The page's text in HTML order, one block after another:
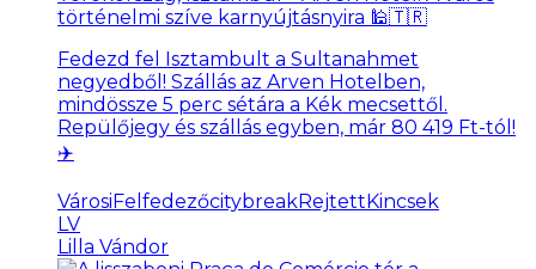
történelmi szíve karnyújtásnyira 🕌🇹🇷
Fedezd fel Isztambult a Sultanahmet
negyedből! Szállás az Arven Hotelben,
mindössze 5 perc sétára a Kék mecsettől.
Repülőjegy és szállás egyben, már 80 419 Ft-tól!
✈️
VárosiFelfedezőcitybreakRejtettKincsek
LV
Lilla Vándor